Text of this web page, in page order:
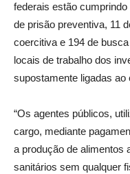
federais estão
de prisão preventiva, 11
coercitiva e 194 de
locais de trabalho dos
supostamente ligadas ao
“Os agentes públicos,
cargo, mediante
a produção de alimentos
sanitários sem qualquer